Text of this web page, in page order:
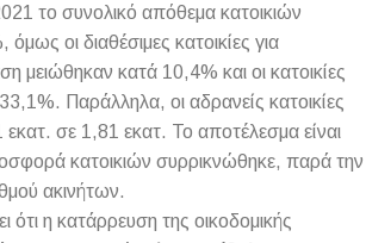
το συνολικό απόθεμα κατοικιών
οι διαθέσιμες κατοικίες για
μειώθηκαν κατά 10,4% και οι κατοικίες
Παράλληλα, οι αδρανείς κατοικίες
σε 1,81 εκατ. Το αποτέλεσμα είναι
κατοικιών συρρικνώθηκε, παρά την
ακινήτων.
ότι η κατάρρευση της οικοδομικής